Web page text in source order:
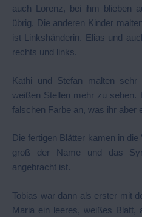
auch Lorenz, bei ihm blieben
übrig. Die anderen Kinder
ist Linkshänderin. Elias und
rechts und links.
Kathi und Stefan malten
weißen Stellen mehr zu sehen.
falschen Farbe an, was ihr aber
Die fertigen Blätter kamen in
groß der Name und das
angebracht ist.
Tobias war dann als erster mit
Maria ein leeres, weißes Blatt,